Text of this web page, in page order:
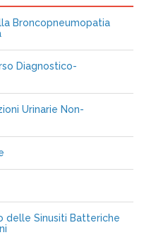
Broncopneumopatia
Diagnostico-
Urinarie Non-
delle Sinusiti Batteriche